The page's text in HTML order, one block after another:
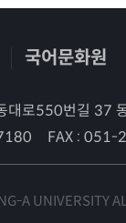
국어문화원
대로550번길 37
FAX : 051-
A UNIVERSITY